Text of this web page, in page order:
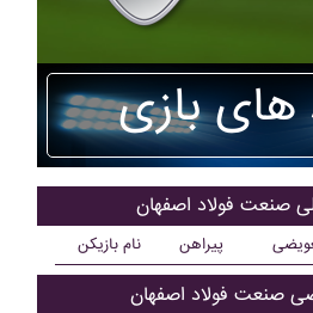
های بازی
صنعت فولاد اصفهان
نام بازیکن پیراهن
صنعت فولاد اصفهان